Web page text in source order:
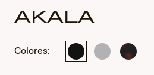
AKALA
Colores:
Negro Gris
Habana